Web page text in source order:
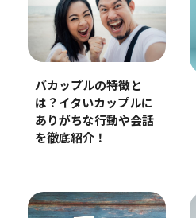
バカップルの特徴と
は？イタいカップルに
ありがちな行動や会話
を徹底紹介！